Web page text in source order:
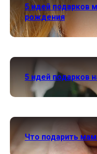
5 идей подарков
рождения
5 идей подарков
Что подарить